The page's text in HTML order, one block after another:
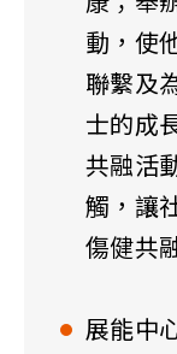
動，使
聯繫及
士的成
共融活
觸，讓
傷健共
展能中